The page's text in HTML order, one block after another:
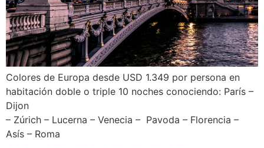
Colores de Europa desde USD 1.349 por persona en
habitación doble o triple 10 noches conociendo: París –
Dijon
– Zúrich – Lucerna – Venecia – Pavoda – Florencia –
Asís – Roma